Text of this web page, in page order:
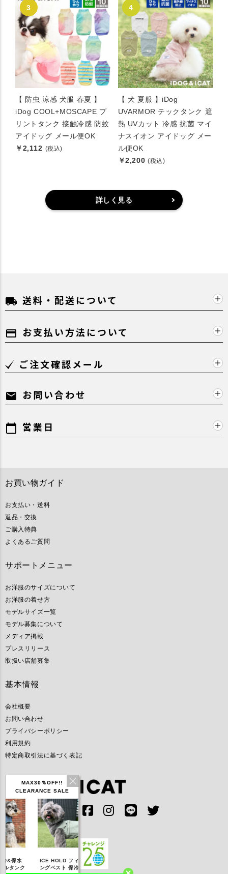
MAX30％OFF!!
CLEARANCE SALE
ICE HOLD フィッシ
ングベスト 保冷剤付
IDOG ICE HOLD ネ
ッククーラー 保冷剤
【 防虫 涼感 犬服 春夏 】
iDog COOL+MOSCAPE プ
リントタンク 接触冷感 防蚊
アイドッグ メール便OK
￥2,112 (税込)
【 犬 夏服 】iDog
UVARMOR テックタンク 遮
熱 UVカット 冷感 抗菌 マイ
ナスイオン アイドッグ メー
ル便OK
￥2,200 (税込)
詳しく見る
local_shipping 送料・配送について
payment お支払い方法について
ご注文確認メール
mail お問い合わせ
calendar_today 営業日
お買い物ガイド
お支払い・送料
返品・交換
ご購入特典
よくあるご質問
サポートメニュー
お洋服のサイズについて
お洋服の着せ方
モデルサイズ一覧
モデル募集について
メディア掲載
プレスリリース
取扱い店舗募集
基本情報
会社概要
お問い合わせ
プライバシーポリシー
利用規約
特定商取引法に基づく表記